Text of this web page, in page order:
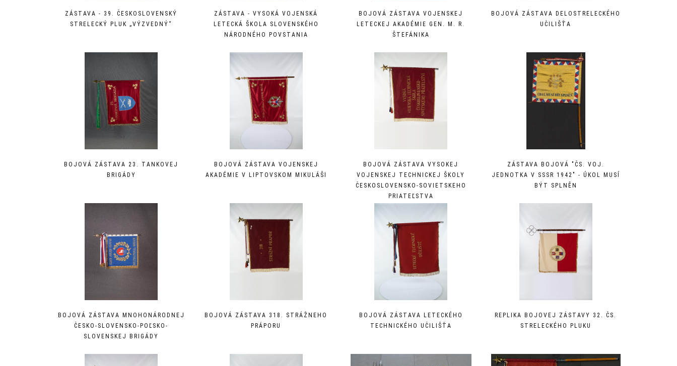
ZÁSTAVA - 39. ČESKOSLOVENSKÝ
STRELECKÝ PLUK „VÝZVEDNÝ“
ZÁSTAVA - VYSOKÁ VOJENSKÁ
LETECKÁ ŠKOLA SLOVENSKÉHO
NÁRODNÉHO POVSTANIA
BOJOVÁ ZÁSTAVA VOJENSKEJ
LETECKEJ AKADÉMIE GEN. M. R.
ŠTEFÁNIKA
BOJOVÁ ZÁSTAVA DELOSTRELECKÉHO
UČILIŠŤA
BOJOVÁ ZÁSTAVA 23. TANKOVEJ
BRIGÁDY
BOJOVÁ ZÁSTAVA VOJENSKEJ
AKADÉMIE V LIPTOVSKOM MIKULÁŠI
BOJOVÁ ZÁSTAVA VYSOKEJ
VOJENSKEJ TECHNICKEJ ŠKOLY
ČESKOSLOVENSKO-SOVIETSKEHO
PRIATEĽSTVA
ZÁSTAVA BOJOVÁ "ČS. VOJ.
JEDNOTKA V SSSR 1942" - ÚKOL MUSÍ
BÝT SPLNĚN
BOJOVÁ ZÁSTAVA MNOHONÁRODNEJ
ČESKO-SLOVENSKO-POĽSKO-
SLOVENSKEJ BRIGÁDY
BOJOVÁ ZÁSTAVA 318. STRÁŽNEHO
PRÁPORU
BOJOVÁ ZÁSTAVA LETECKÉHO
TECHNICKÉHO UČILIŠŤA
REPLIKA BOJOVEJ ZÁSTAVY 32. ČS.
STRELECKÉHO PLUKU